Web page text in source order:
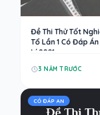
Đề Thi Thử Tốt
Tổ Lần 1 Có Đáp
Lí 2021
3 NĂM TRƯỚC
CÓ ĐÁP AN